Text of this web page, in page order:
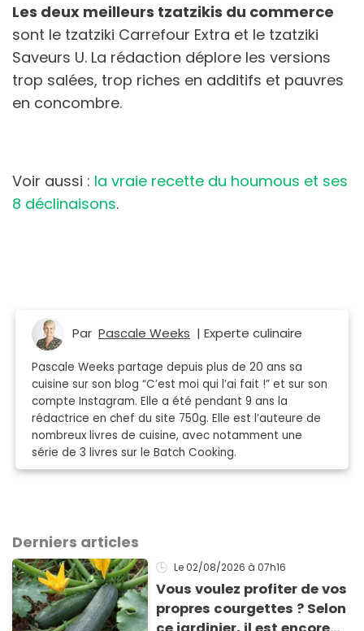
Les deux meilleurs tzatzikis du commerce
sont le tzatziki Carrefour Extra et le tzatziki
Saveurs U. La rédaction déplore les versions
trop salées, trop riches en additifs et pauvres
en concombre.
Voir aussi : la vraie recette du houmous et ses
8 déclinaisons.
Par Pascale Weeks | Experte culinaire
Pascale Weeks partage depuis plus de 20 ans sa
cuisine sur son blog “C’est moi qui l’ai fait !” et sur son
compte Instagram. Elle a été pendant 9 ans la
rédactrice en chef du site 750g. Elle est l’auteure de
nombreux livres de cuisine, avec notamment une
série de 3 livres sur le Batch Cooking.
Derniers articles
Le 02/08/2026 à 07h16
Vous voulez profiter de vos
propres courgettes ? Selon